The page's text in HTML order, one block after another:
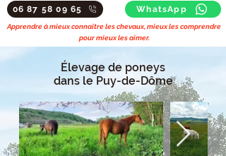
06 87 58 09 65 WhatsApp
Apprendre à mieux connaitre les chevaux, mieux les comprendre
pour mieux les aimer.
Élevage de poneys
dans le Puy-de-Dôme